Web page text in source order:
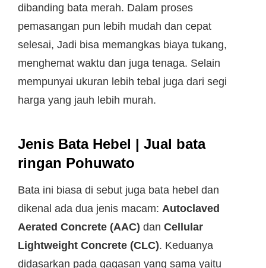
dibanding bata merah. Dalam proses
pemasangan pun lebih mudah dan cepat
selesai, Jadi bisa memangkas biaya tukang,
menghemat waktu dan juga tenaga. Selain
mempunyai ukuran lebih tebal juga dari segi
harga yang jauh lebih murah.
Jenis Bata Hebel | Jual bata
ringan Pohuwato
Bata ini biasa di sebut juga bata hebel dan
dikenal ada dua jenis macam: Autoclaved
Aerated Concrete (AAC) dan Cellular
Lightweight Concrete (CLC). Keduanya
didasarkan pada gagasan yang sama yaitu